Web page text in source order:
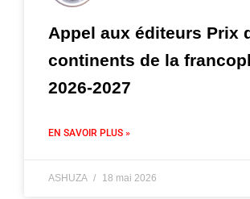
Appel aux éditeurs Prix
continents de la
2026-2027
EN SAVOIR PLUS »
ASHUZA 18 mai 2026